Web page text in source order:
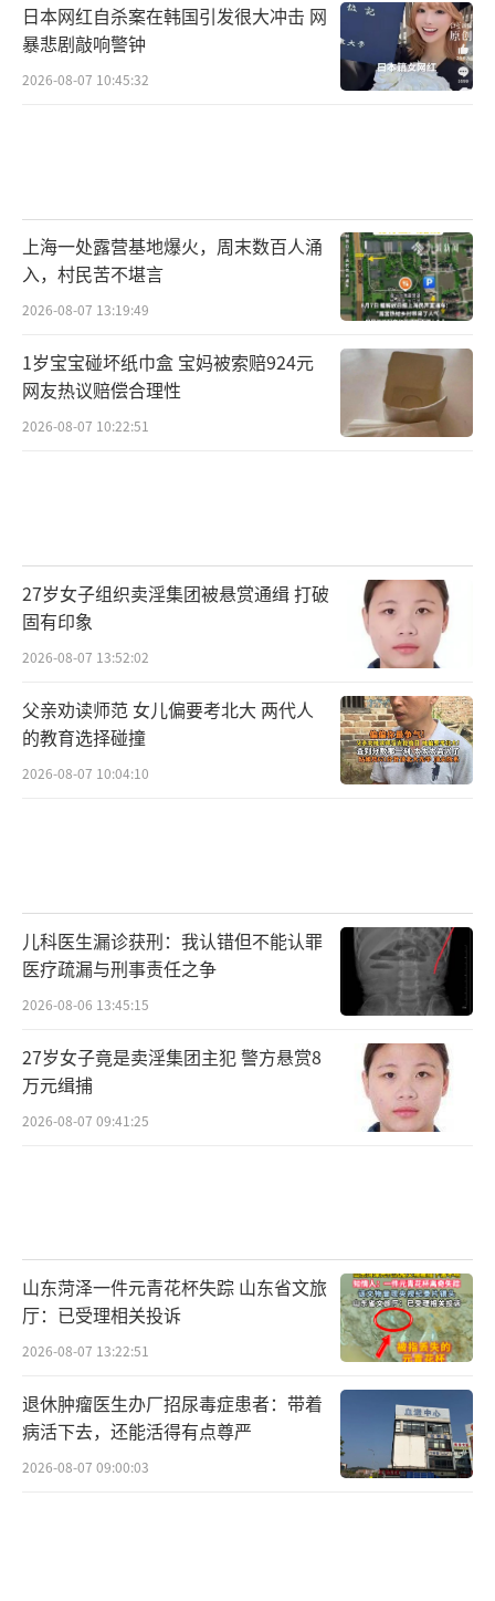
日本网红自杀案在韩国引发很大冲击 网
暴悲剧敲响警钟
2026-08-07 10:45:32
上海一处露营基地爆火，周末数百人涌
入，村民苦不堪言
2026-08-07 13:19:49
1岁宝宝碰坏纸巾盒 宝妈被索赔924元
网友热议赔偿合理性
2026-08-07 10:22:51
27岁女子组织卖淫集团被悬赏通缉 打破
固有印象
2026-08-07 13:52:02
父亲劝读师范 女儿偏要考北大 两代人
的教育选择碰撞
2026-08-07 10:04:10
儿科医生漏诊获刑：我认错但不能认罪
医疗疏漏与刑事责任之争
2026-08-06 13:45:15
27岁女子竟是卖淫集团主犯 警方悬赏8
万元缉捕
2026-08-07 09:41:25
山东菏泽一件元青花杯失踪 山东省文旅
厅：已受理相关投诉
2026-08-07 13:22:51
退休肿瘤医生办厂招尿毒症患者：带着
病活下去，还能活得有点尊严
2026-08-07 09:00:03